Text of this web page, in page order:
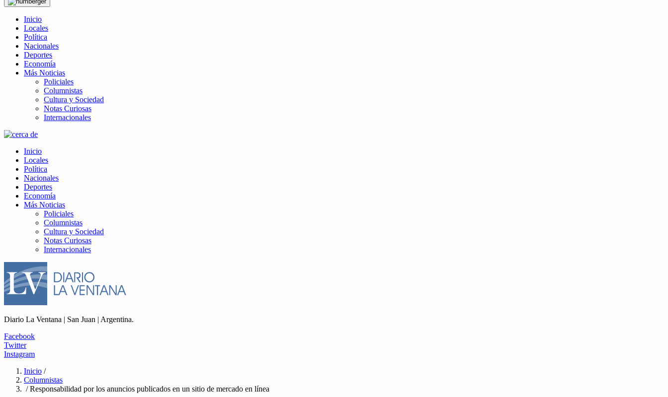
Inicio
Locales
Política
Nacionales
Deportes
Economía
Más Noticias
Policiales
Columnistas
Cultura y Sociedad
Notas Curiosas
Internacionales
Inicio
Locales
Política
Nacionales
Deportes
Economía
Más Noticias
Policiales
Columnistas
Cultura y Sociedad
Notas Curiosas
Internacionales
Diario La Ventana | San Juan | Argentina.
Facebook
Twitter
Instagram
Inicio /
Columnistas
/ Responsabilidad por los anuncios publicados en un sitio de mercado en línea